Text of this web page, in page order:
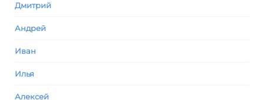
Дмитрий
Андрей
Иван
Илья
Алексей